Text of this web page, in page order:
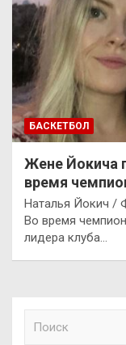
БАСКЕТБОЛ
Жене Йокича
время
Наталья Йокич /
Во время
лидера клуба…